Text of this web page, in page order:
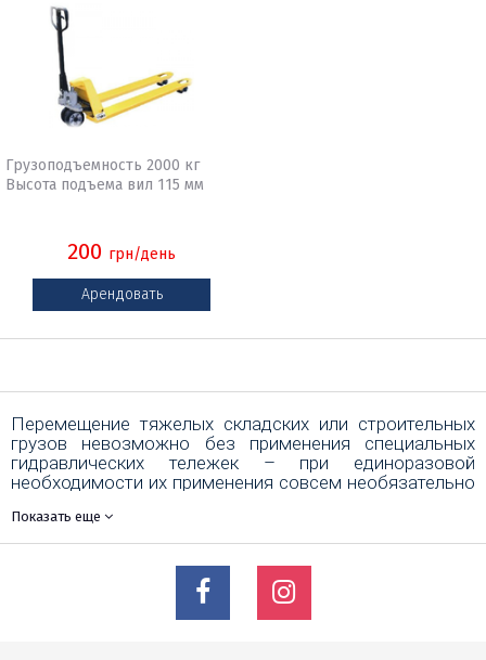
Грузоподъемность 2000 кг
Высота подъема вил 115 мм
200 грн/день
Арендовать
Перемещение тяжелых складских или строительных
грузов невозможно без применения специальных
гидравлических тележек – при единоразовой
необходимости их применения совсем необязательно
его дешево позволит аренда роклы в Харькове от
компании Будпрокат. Эти незаменимые складские
помощники, оснащенные вилами, представляют собой
мощное транспортировочное оборудование,
обладающее эффективной системой гидравлики, чем
обеспечивается их превосходная грузоподъемность в
Показать еще